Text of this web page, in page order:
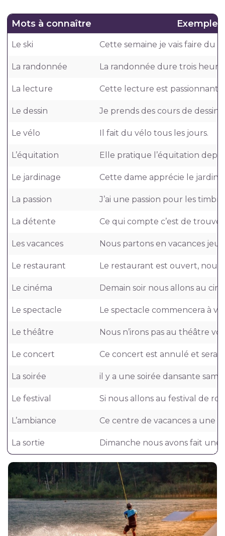
Mots à connaître
Le ski Cette semaine je vais faire du
La randonnée La randonnée dure trois
La lecture Cette lecture est passionnante.
Le dessin Je prends des cours de dessin.
Le vélo Il fait du vélo tous les jours.
L’équitation Elle pratique l’équitation
Le jardinage Cette dame apprécie le
La passion J’ai une passion pour les
La détente Ce qui compte c’est de
Les vacances Nous partons en vacances
Le restaurant Le restaurant est ouvert, nous
Le cinéma Demain soir nous allons au
Le spectacle Le spectacle commencera à
Le théâtre Nous n’irons pas au théâtre
Le concert Ce concert est annulé et sera
La soirée il y a une soirée dansante
Le festival Si nous allons au festival de
L’ambiance Ce centre de vacances a une
La sortie Dimanche nous avons fait une